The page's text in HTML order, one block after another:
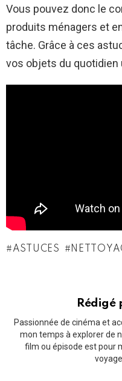
Vous pouvez donc le
produits ménagers et
tâche. Grâce à ces
vos objets du
ASTUCES
Rédigé
Passionnée de cinéma et
mon temps à explorer de
film ou épisode est pour